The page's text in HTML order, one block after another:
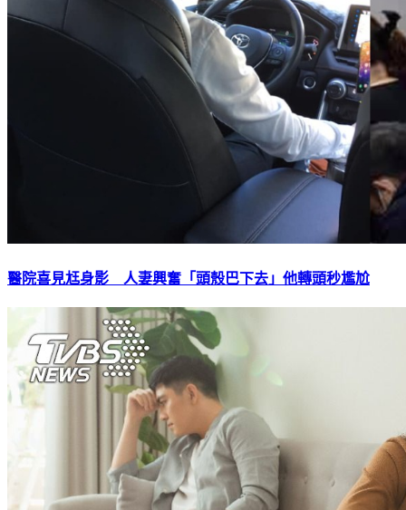
醫院喜見尪身影 人妻興奮「頭殼巴下去」他轉頭秒尷尬